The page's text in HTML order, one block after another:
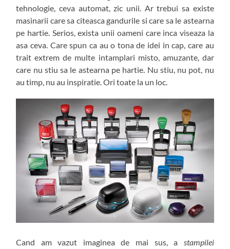
tehnologie, ceva automat, zic unii. Ar trebui sa existe
masinarii care sa citeasca gandurile si care sa le astearna
pe hartie. Serios, exista unii oameni care inca viseaza la
asa ceva. Care spun ca au o tona de idei in cap, care au
trait extrem de multe intamplari misto, amuzante, dar
care nu stiu sa le astearna pe hartie. Nu stiu, nu pot, nu
au timp, nu au inspiratie. Ori toate la un loc.
Cand am vazut imaginea de mai sus, a stampilei